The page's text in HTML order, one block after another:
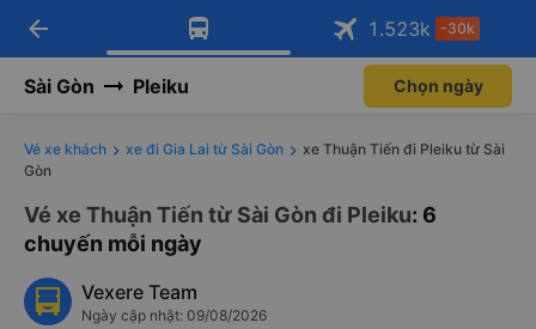
Tải app Vexere ngay!
Nhận ưu đãi thành viên độc
Mở app
Tải app Vexere
-30k/ghế khi đặt vé máy bay qua
Mở app
arrow_back 1.523k -30k
Sài Gòn Pleiku Chọn ngày
Vé xe khách xe đi Gia Lai từ Sài Gòn
xe Thuận Tiến đi Pleiku từ Sài
Gòn
Vé xe Thuận Tiến từ Sài Gòn đi Pleiku: 6
chuyến mỗi ngày
Vexere Team
Ngày cập nhật: 09/08/2026